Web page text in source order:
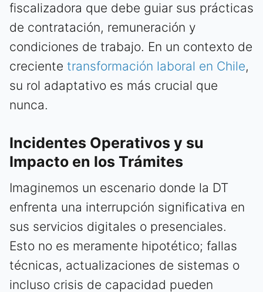
fiscalizadora que debe guiar sus prácticas
de contratación, remuneración y
condiciones de trabajo. En un contexto de
creciente transformación laboral en Chile,
su rol adaptativo es más crucial que
nunca.
Incidentes Operativos y su
Impacto en los Trámites
Imaginemos un escenario donde la DT
enfrenta una interrupción significativa en
sus servicios digitales o presenciales.
Esto no es meramente hipotético; fallas
técnicas, actualizaciones de sistemas o
incluso crisis de capacidad pueden